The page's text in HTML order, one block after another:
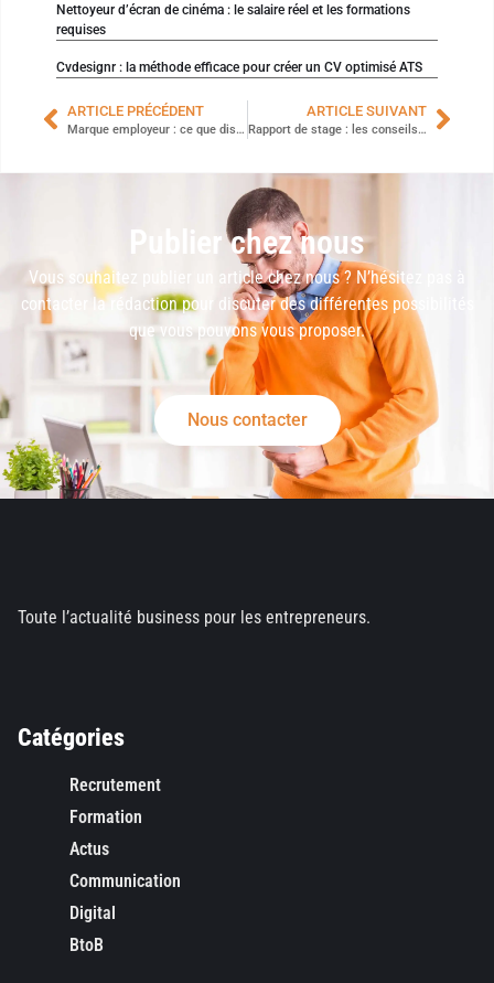
Nettoyeur d’écran de cinéma : le salaire réel et les formations
requises
Cvdesignr : la méthode efficace pour créer un CV optimisé ATS
ARTICLE PRÉCÉDENT
Marque employeur : ce que disent vos locaux et votre signalétique aux candidats
ARTICLE SUIVANT
Rapport de stage : les conseils pour rédiger un plan professionnel réussi
Publier chez nous
Vous souhaitez publier un article chez nous ? N’hésitez pas à
contacter la rédaction pour discuter des différentes possibilités
que vous pouvons vous proposer.
Nous contacter
Toute l’actualité business pour les entrepreneurs.
Catégories
Recrutement
Formation
Actus
Communication
Digital
BtoB